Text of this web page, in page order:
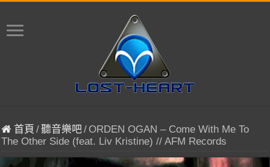
首頁 /聽音樂吧/ ORDEN OGAN – Come With Me To
The Other Side (feat. Liv Kristine) // AFM Records